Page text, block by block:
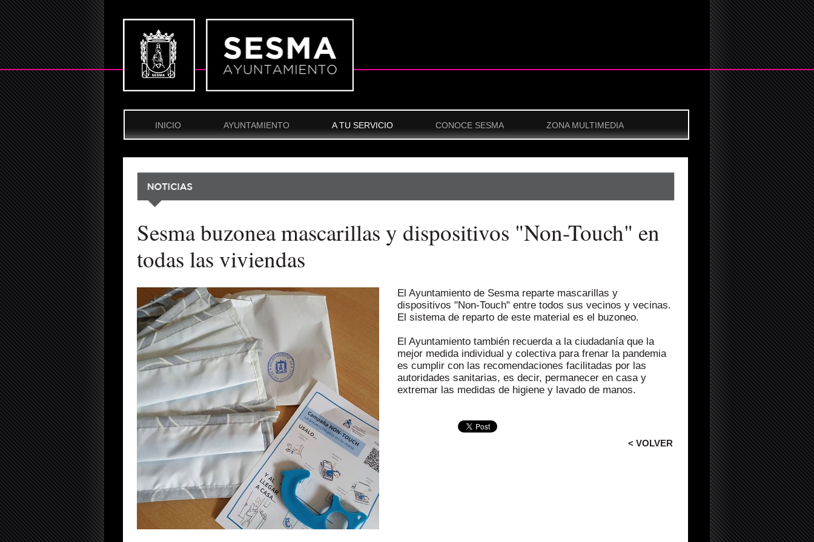
INICIO AYUNTAMIENTO A TU SERVICIO CONOCE SESMA ZONA MULTIMEDIA
Sesma buzonea mascarillas y dispositivos "Non-Touch" en
todas las viviendas
El Ayuntamiento de Sesma reparte mascarillas y
dispositivos "Non-Touch" entre todos sus vecinos y vecinas.
El sistema de reparto de este material es el buzoneo.
El Ayuntamiento también recuerda a la ciudadanía que la
mejor medida individual y colectiva para frenar la pandemia
es cumplir con las recomendaciones facilitadas por las
autoridades sanitarias, es decir, permanecer en casa y
extremar las medidas de higiene y lavado de manos.
< VOLVER